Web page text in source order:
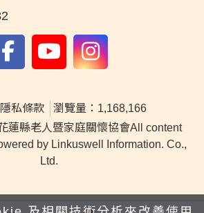
隱私條款
瀏覽量：1,168,166
蓮縣老人暨家庭關懷協會All content
by Linkuswell Information. Co.,
Ltd.